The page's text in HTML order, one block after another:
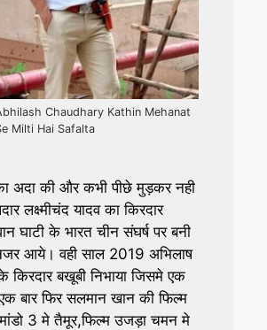
Chaudhary Kathin Mehanat
Milti Hai Safalta
अदा की और कभी पीछे मुड़कर नही
लक्ष्मीचंद यादव का किरदार
घाटी के भारत चीन संघर्ष पर बनी
आये। वही साल 2019 अभिलाष
किरदार बखूबी निभाया जिसमे एक
बार फिर सलमान खान की फिल्म
3 मे तैमूर,फिल्म उजड़ा चमन मे